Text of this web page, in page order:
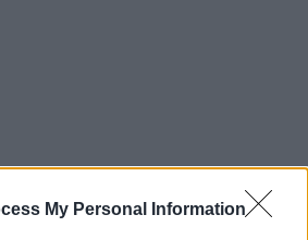
My Personal Information